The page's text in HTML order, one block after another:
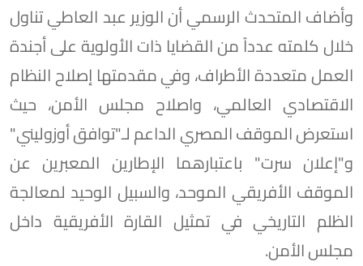
وأضاف المتحدث الرسمي أن الوزير عبد العاطي تناول
خلال كلمته عدداً من القضايا ذات الأولوية على أجندة
العمل متعددة الأطراف، وفي مقدمتها إصلاح النظام
الاقتصادي العالمي، واصلاح مجلس الأمن، حيث
استعرض الموقف المصري الداعم لـ"توافق أوزوليني"
و"إعلان سرت" باعتبارهما الإطارين المعبرين عن
الموقف الأفريقي الموحد، والسبيل الوحيد لمعالجة
الظلم التاريخي في تمثيل القارة الأفريقية داخل
مجلس الأمن.